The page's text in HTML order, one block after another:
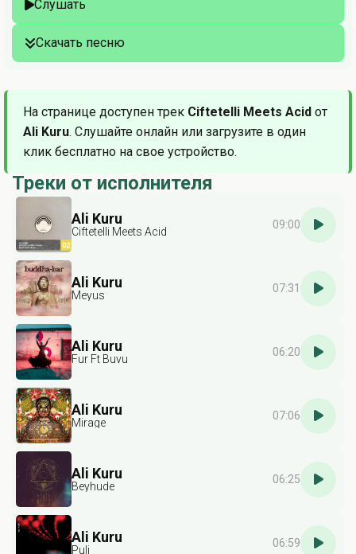
Слушать
Скачать песню
На странице доступен трек Ciftetelli Meets Acid от
Ali Kuru. Слушайте онлайн или загрузите в один
клик бесплатно на свое устройство.
Треки от исполнителя
Ali Kuru
Ciftetelli Meets Acid
09:00
Ali Kuru
Meyus
07:31
Ali Kuru
Fur Ft Buvu
06:20
Ali Kuru
Mirage
07:06
Ali Kuru
Beyhude
06:25
Ali Kuru
Puli
06:59